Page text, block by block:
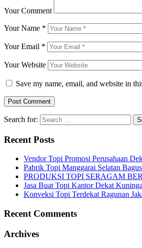
Your Comment
Your Name *
Your Email *
Your Website
Save my name, email, and website in
Search for:
Recent Posts
Vendor Topi Promosi Perusahaan
Pabrik Topi Manggarai Selatan
PRODUKSI TOPI SERAGAM
Jasa Buat Topi Kantor Dekat
Konveksi Topi Terdekat Ragunan
Recent Comments
Archives